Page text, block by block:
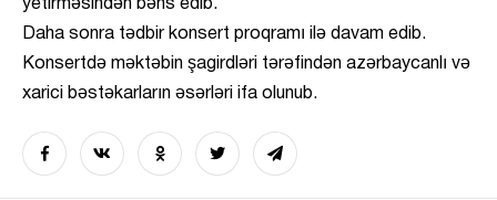
yetirməsindən bəhs edib.
Daha sonra tədbir konsert proqramı ilə davam edib.
Konsertdə məktəbin şagirdləri tərəfindən azərbaycanlı və
xarici bəstəkarların əsərləri ifa olunub.